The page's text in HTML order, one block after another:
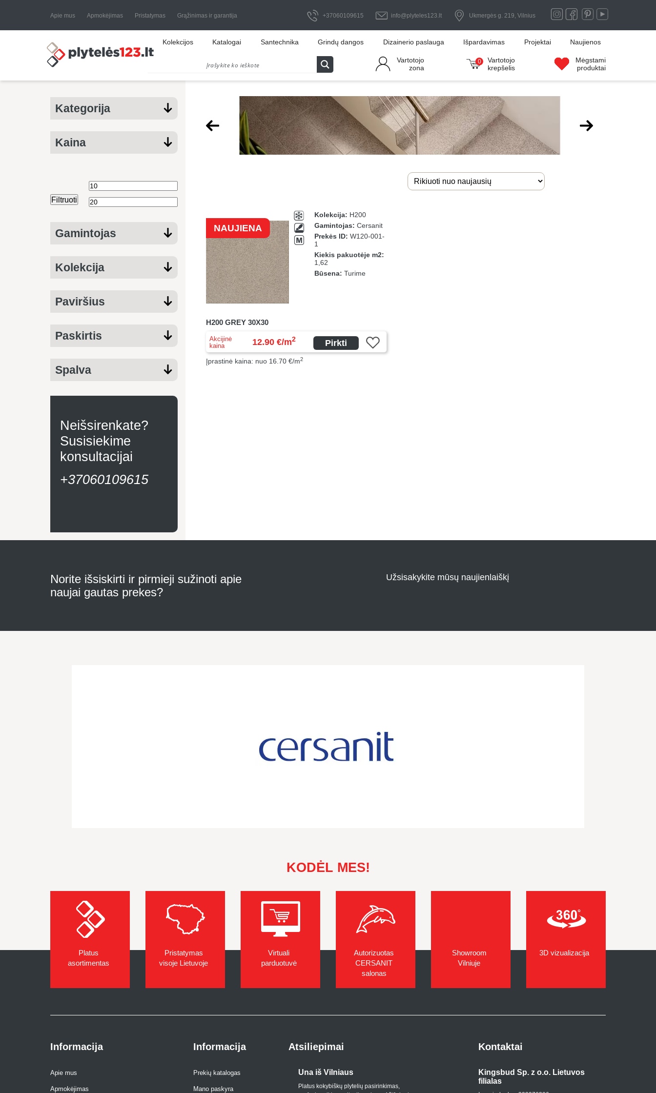
Apie mus Apmokėjimas Pristatymas Grąžinimas ir garantija +37060109615 info@plyteles123.lt Ukmergės g. 219, Vilnius
Kolekcijos Katalogai Santechnika Grindų dangos Dizainerio paslauga Išpardavimas Projektai Naujienos
Vartotojo
zona
0
Vartotojo
krepšelis
Mėgstami
produktai
Kategorija
Kaina
Min
kaina
Filtruoti
Gamintojas
Kolekcija
Paviršius
Paskirtis
Spalva
Neišsirenkate?
Susisiekime
konsultacijai
+37060109615
NAUJIENA
Kolekcija: H200
Gamintojas: Cersanit
Prekės ID: W120-001-
1
Kiekis pakuotėje m2:
1,62
Būsena: Turime
H200 GREY 30X30
Akcijinė
kaina
12.90 €/m2 Pirkti
Įprastinė kaina: nuo 16.70 €/m2
Norite išsiskirti ir pirmieji sužinoti apie
naujai gautas prekes?
Užsisakykite mūsų naujienlaiškį
KODĖL MES!
Platus
asortimentas
Pristatymas
visoje Lietuvoje
Virtuali
parduotuvė
Autorizuotas
CERSANIT
salonas
Showroom
Vilniuje
3D vizualizacija
Informacija
Apie mus
Apmokėjimas
Informacija
Prekių katalogas
Mano paskyra
Atsiliepimai
Una iš Vilniaus
Platus kokybiškų plytelių pasirinkimas,
Violeta iš Kauno Tauras iš Vilniaus.
Kontaktai
Kingsbud Sp. z o.o. Lietuvos
filialas